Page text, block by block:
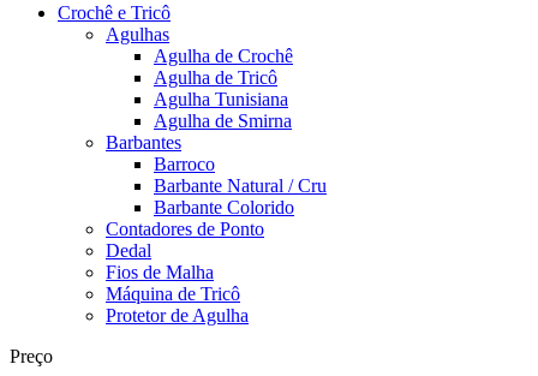
Crochê e Tricô
Agulhas
Agulha de Crochê
Agulha de Tricô
Agulha Tunisiana
Agulha de Smirna
Barbantes
Barroco
Barbante Natural / Cru
Barbante Colorido
Contadores de Ponto
Dedal
Fios de Malha
Máquina de Tricô
Protetor de Agulha
Preço